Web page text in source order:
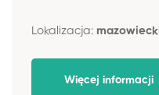
Lokalizacja:
Więcej informacji